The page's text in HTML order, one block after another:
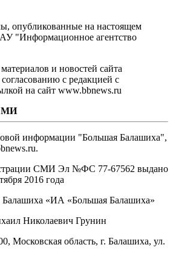
опубликованные на настоящем
"Информационное агентство
и новостей сайта
согласованию с редакцией с
на сайт www.bbnews.ru
информации "Большая Балашиха",
СМИ Эл №ФС ‎77-67562 выдано
2016 года
«ИА «Большая Балашиха»
Николаевич Грунин
Московская область, г. Балашиха, ул.